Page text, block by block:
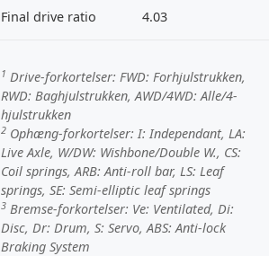
Final drive ratio 4.03
1 Drive-forkortelser: FWD: Forhjulstrukken,
RWD: Baghjulstrukken,AWD/4WD: Alle/4-
hjulstrukken
2 Ophæng-forkortelser: I: Independant, LA:
Live Axle, W/DW: Wishbone/Double W., CS:
Coil springs,ARB: Anti-roll bar, LS: Leaf
springs, SE: Semi-elliptic leaf springs
3 Bremse-forkortelser: Ve: Ventilated, Di:
Disc, Dr: Drum, S: Servo,ABS: Anti-lock
Braking System